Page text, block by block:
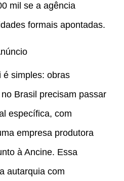
mil se a agência
formais apontadas.
é simples: obras
Brasil precisam passar
específica, com
empresa produtora
à Ancine. Essa
autarquia com